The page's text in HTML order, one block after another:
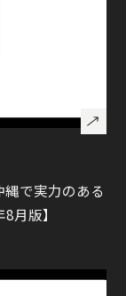
で実力のある
月版】